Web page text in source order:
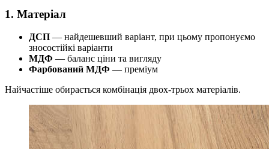
1. Матеріал
ДСП — найдешевший варіант, при цьому пропонуємо
зносостійкі варіанти
МДФ — баланс ціни та вигляду
Фарбований МДФ — преміум
Найчастіше обирається комбінація двох-трьох матеріалів.